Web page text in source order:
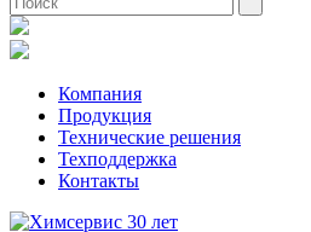
Компания
Продукция
Технические решения
Техподдержка
Контакты